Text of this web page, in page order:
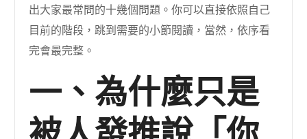
出大家最常問的十幾個問題。你可以直接依照自己
目前的階段，跳到需要的小節閱讀，當然，依序看
完會最完整。
一、為什麼只是